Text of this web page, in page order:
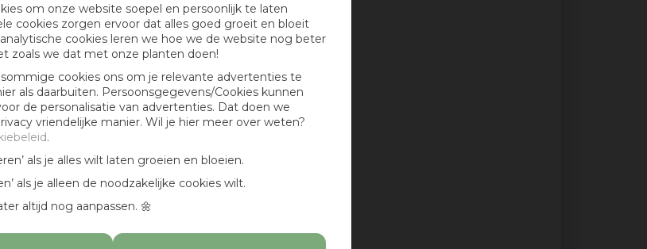
om onze website soepel en persoonlijk te laten
cookies zorgen ervoor dat alles goed groeit en bloeit
cookies leren we hoe we de website nog beter
zoals we dat met onze planten doen!
cookies ons om je relevante advertenties te
als daarbuiten. Persoonsgegevens/Cookies kunnen
de personalisatie van advertenties. Dat doen we
vriendelijke manier. Wil je hier meer over weten?
.
als je alles wilt laten groeien en bloeien.
als je alleen de noodzakelijke cookies wilt.
altijd nog aanpassen. 🌼